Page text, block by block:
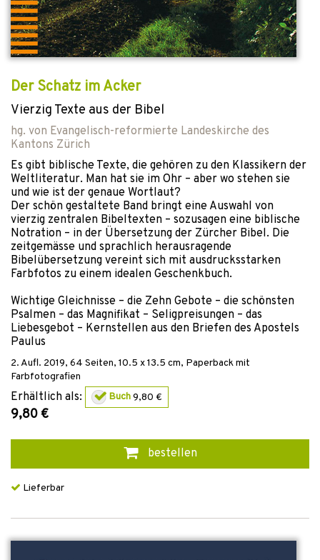
Der Schatz im Acker
Vierzig Texte aus der Bibel
hg. von Evangelisch-reformierte Landeskirche des
Kantons Zürich
Es gibt biblische Texte, die gehören zu den Klassikern der
Weltliteratur. Man hat sie im Ohr – aber wo stehen sie
und wie ist der genaue Wortlaut?
Der schön gestaltete Band bringt eine Auswahl von
vierzig zentralen Bibeltexten – sozusagen eine biblische
Notration – in der Übersetzung der Zürcher Bibel. Die
zeitgemässe und sprachlich herausragende
Bibelübersetzung vereint sich mit ausdrucksstarken
Farbfotos zu einem idealen Geschenkbuch.
Wichtige Gleichnisse – die Zehn Gebote – die schönsten
Psalmen – das Magnifikat – Seligpreisungen – das
Liebesgebot – Kernstellen aus den Briefen des Apostels
Paulus
2. Aufl. 2019, 64 Seiten, 10.5 x 13.5 cm, Paperback mit
Farbfotografien
Erhältlich als: Buch9,80 €
9,80 €
bestellen
Lieferbar